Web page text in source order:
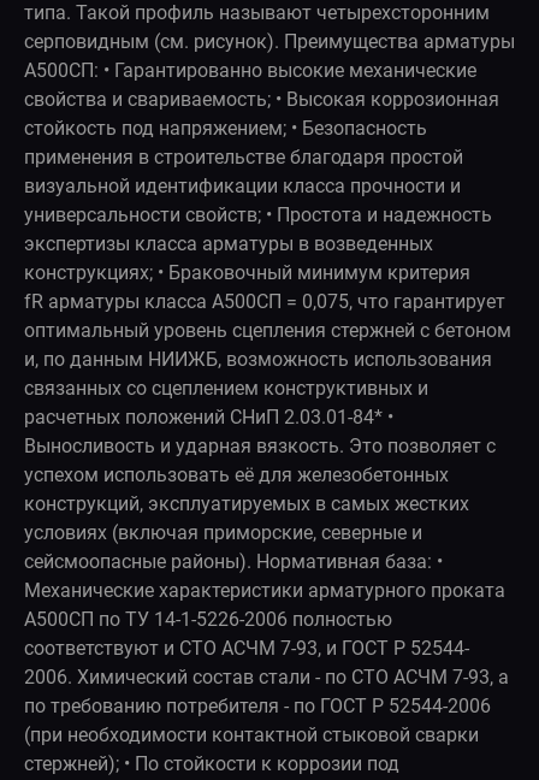
типа. Такой профиль называют четырехсторонним
серповидным (см. рисунок). Преимущества арматуры
А500СП: • Гарантированно высокие механические
свойства и свариваемость; • Высокая коррозионная
стойкость под напряжением; • Безопасность
применения в строительстве благодаря простой
визуальной идентификации класса прочности и
универсальности свойств; • Простота и надежность
экспертизы класса арматуры в возведенных
конструкциях; • Браковочный минимум критерия
fR арматуры класса А500СП = 0,075, что гарантирует
оптимальный уровень сцепления стержней с бетоном
и, по данным НИИЖБ, возможность использования
связанных со сцеплением конструктивных и
расчетных положений СНиП 2.03.01-84* •
Выносливость и ударная вязкость. Это позволяет с
успехом использовать её для железобетонных
конструкций, эксплуатируемых в самых жестких
условиях (включая приморские, северные и
сейсмоопасные районы). Нормативная база: •
Механические характеристики арматурного проката
А500СП по ТУ 14-1-5226-2006 полностью
соответствуют и СТО АСЧМ 7-93, и ГОСТ Р 52544-
2006. Химический состав стали - по СТО АСЧМ 7-93, а
по требованию потребителя - по ГОСТ Р 52544-2006
(при необходимости контактной стыковой сварки
стержней); • По стойкости к коррозии под